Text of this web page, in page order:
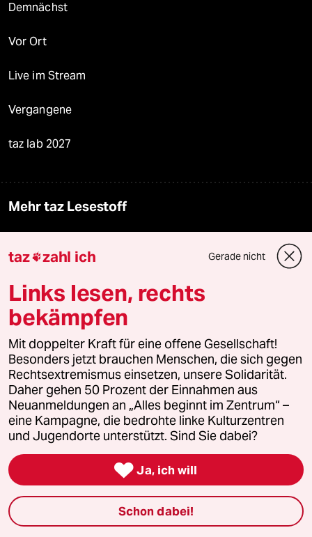
Demnächst
Vor Ort
Live im Stream
Vergangene
taz lab 2027
Mehr taz Lesestoff
taz Blogs
taz FUTURZWEI
Le Monde diplomatique
taz Archiv
Mehr taz Angebote
Reisen
Kantine
Shop
taz zahl ich Gerade nicht
Links lesen, rechts
bekämpfen
Mit doppelter Kraft für eine offene Gesellschaft!
Besonders jetzt brauchen Menschen, die sich gegen
Rechtsextremismus einsetzen, unsere Solidarität.
Daher gehen 50 Prozent der Einnahmen aus
Neuanmeldungen an „Alles beginnt im Zentrum“ –
eine Kampagne, die bedrohte linke Kulturzentren
und Jugendorte unterstützt. Sind Sie dabei?
 Ja, ich will
Schon dabei!